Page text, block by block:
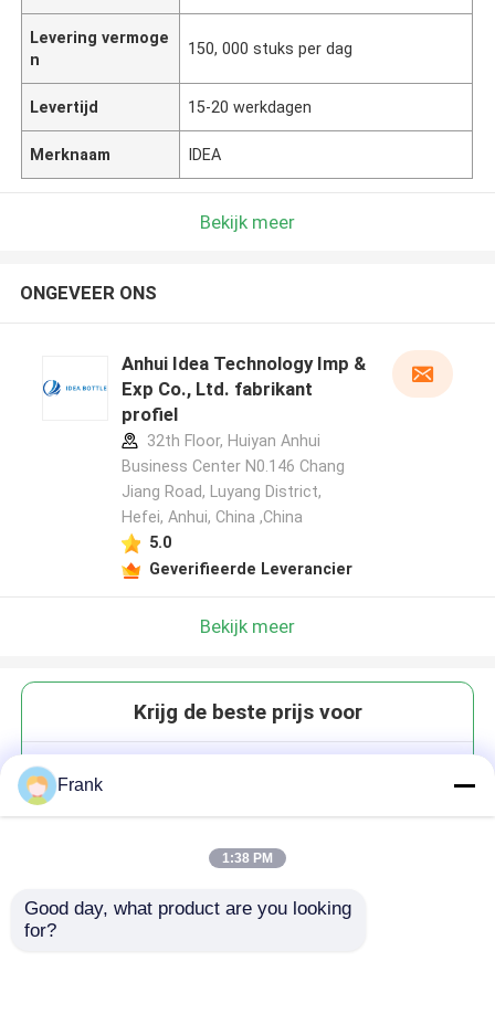
Levering vermoge
n
150, 000 stuks per dag
Levertijd 15-20 werkdagen
Merknaam IDEA
Bekijk meer
ONGEVEER ONS
Anhui Idea Technology Imp &
Exp Co., Ltd. fabrikant
profiel
32th Floor, Huiyan Anhui
Business Center N0.146 Chang
Jiang Road, Luyang District,
Hefei, Anhui, China ,China
5.0
Geverifieerde Leverancier
Bekijk meer
Krijg de beste prijs voor
Frank
1:38 PM
Good day, what product are you looking
for?